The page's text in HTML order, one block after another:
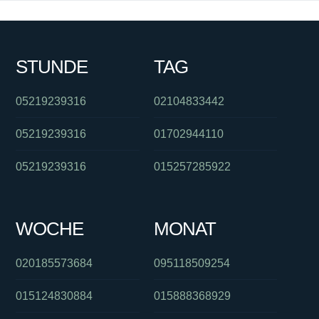
STUNDE
05219239316
05219239316
05219239316
TAG
02104833442
01702944110
015257285922
WOCHE
020185573684
015124830884
MONAT
095118509254
015888368929